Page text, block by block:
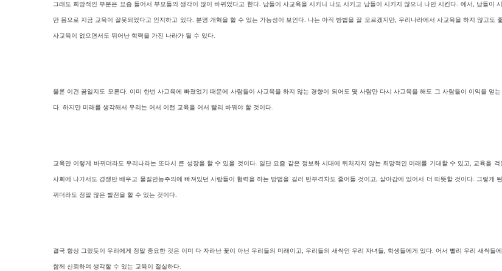
그래도 희망적인 부분은 요즘 들어서 부모들의 생각이 많이 바뀌었다고 한다. 남들이 사교육을 시키니 나도 시키고 남들이 시키지 않으니 나만 시킨다. 에서, 남들이
만 몸으로 지금 교육이 잘못되었다고 인지하고 있다. 분명 개혁을 할 수 있는 가능성이 보인다. 나는 아직 방법을 잘 모르겠지만, 우리나라에서 사교육을 하지 않고
사교육이 없으면서도 뛰어난 학력을 가진 나라가 될 수 있다.
물론 이건 꿈일지도 모른다. 이미 한번 사교육에 빠졌었기 때문에 사람들이 사교육을 하지 않는 경향이 되어도 몇 사람만 다시 사교육을 해도 그 사람들이 이익을
다. 하지만 미래를 생각해서 우리는 어서 이런 교육을 어서 빨리 바꿔야 할 것이다.
교육만 이렇게 바뀌더라도 우리나라는 또다시 큰 성장을 할 수 있을 것이다. 일단 요즘 같은 정보화 시대에 뒤처지지 않는 희망적인 미래를 기대할 수 있고, 교육을
사회에 나가서도 경쟁만 배우고 물질만능주의에 빠져있던 사람들이 협력을 하는 방법을 길러 빈부격차도 줄어들 것이고, 살아감에 있어서 더 따뜻할 것이다. 그렇
뀌더라도 정말 많은 발전을 할 수 있는 것이다.
결국 항상 그랬듯이 우리에게 정말 중요한 것은 이미 다 자라난 꽃이 아닌 우리들의 미래이고, 우리들의 새싹인 우리 자녀들, 학생들에게 있다. 어서 빨리 우리 새싹들
함께 신뢰하며 생각할 수 있는 교육이 절실하다.